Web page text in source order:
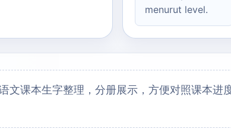
menurut level.
文课本生字整理，分册展示，方便对照课本进